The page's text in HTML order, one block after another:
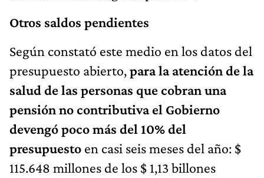
Otros saldos pendientes
Según constató este medio en los datos del
presupuesto abierto,para la atención de la
salud de las personas que cobran una
pensión no contributiva el Gobierno
devengó poco más del 10% del
presupuesto en casi seis meses del año: $
115.648 millones de los $ 1,13 billones